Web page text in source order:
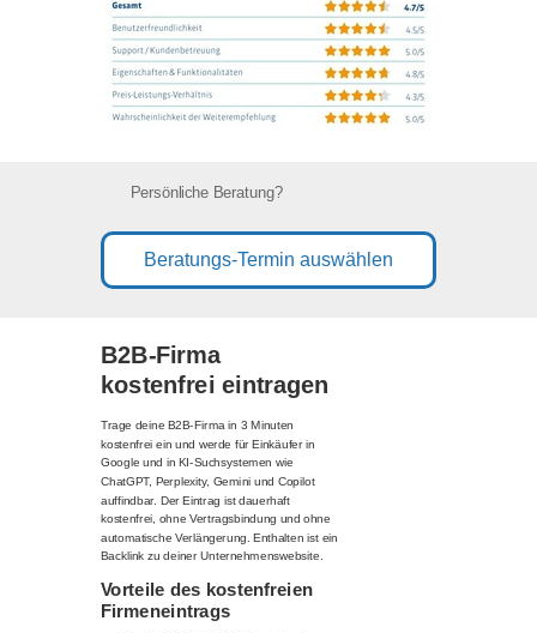
Beratungs-Termin auswählen
Persönliche Beratung?
B2B-Firma
kostenfrei eintragen
Trage deine B2B-Firma in 3 Minuten
kostenfrei ein und werde für Einkäufer in
Google und in KI-Suchsystemen wie
ChatGPT, Perplexity, Gemini und Copilot
auffindbar. Der Eintrag ist dauerhaft
kostenfrei, ohne Vertragsbindung und ohne
automatische Verlängerung. Enthalten ist ein
Backlink zu deiner Unternehmenswebsite.
Vorteile des kostenfreien
Firmeneintrags